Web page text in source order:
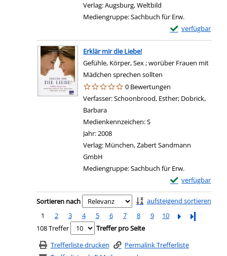
Verlag:Augsburg, Weltbild
Mediengruppe:Sachbuch für Erw.
verfügbar
Exemplar-Details
Erklär mir die Liebe!
Gefühle, Körper, Sex ; worüber Frauen mit
Mädchen sprechen sollten
0 Bewertungen
Verfasser:Schoonbrood, Esther; Dobrick,
Barbara
Medienkennzeichen:S
Jahr:2008
Verlag: München, Zabert Sandmann
GmbH
Mediengruppe:Sachbuch für Erw.
verfügbar
Exemplar-Details
Zu den Suchfiltern springen
Sortieren nach
aufsteigend sortieren
1
2 3 4 5 6 7 8 9 10
Letzte Seite
108 Treffer
Treffer pro Seite
Trefferliste drucken
Permalink Trefferliste